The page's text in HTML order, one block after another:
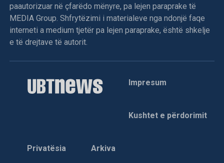
paautorizuar në çfarëdo mënyre, pa lejen paraprake të
MEDIA Group. Shfrytëzimi i materialeve nga ndonjë faqe
interneti a medium tjetër pa lejen paraprake, është shkelje
e të drejtave të autorit.
Impresum
Kushtet e përdorimit
Privatësia Arkiva